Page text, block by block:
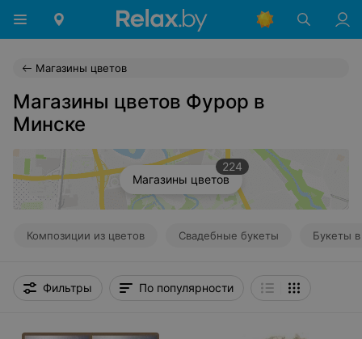
Магазины цветов
Магазины цветов Фурор в
Минске
Магазины цветов
224
Композиции из цветов Свадебные букеты Букеты
Фильтры По популярности